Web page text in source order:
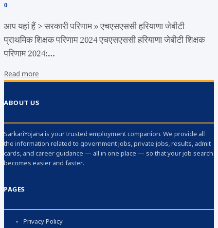
0
आप यहां हैं > सरकारी परिणाम » एचएसएससी हरियाणा जेबीटी
प्राथमिक शिक्षक परिणाम 2024 एचएसएससी हरियाणा जेबीटी शिक्षक
परिणाम 2024:...
Read more
ABOUT US
SarkariYojana is your trusted employment companion. We provide all
the information related to government jobs, private jobs, results, admit
cards, and career guidance — all in one place — so that your job search
becomes easier and faster.
PAGES
Privacy Policy